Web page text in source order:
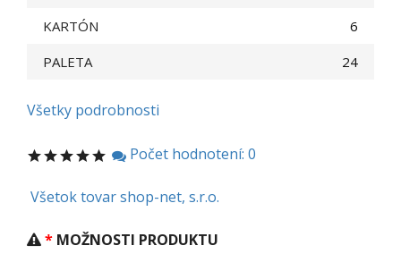
KARTÓN
6
PALETA
24
Všetky podrobnosti
Počet hodnotení: 0
Všetok tovar shop-net, s.r.o.
MOŽNOSTI PRODUKTU